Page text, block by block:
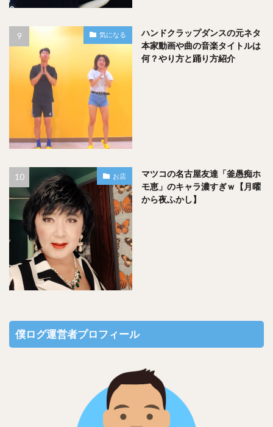
気になる
ハンドクラップダンスの元ネタ
本家動画や曲の音楽タイトルは
何？やり方と踊り方紹介
お店
マツコの名古屋友達「釜愚痴ホ
モ恵」のキャラ濃すぎｗ【月曜
から夜ふかし】
僕ログ運営者プロフィール